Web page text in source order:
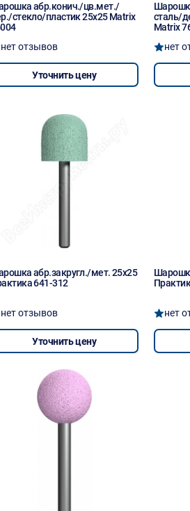
абр.конич./цв.мет./
стекло/пластик 25х25 Matrix
нет отзывов
Уточнить цену
сталь/
Matrix
нет
абр.закругл./мет. 25х25
641-312
нет отзывов
Уточнить цену
нет